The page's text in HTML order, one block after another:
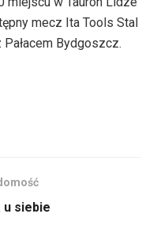
mecz Ita Tools Stal
Bydgoszcz.
u siebie